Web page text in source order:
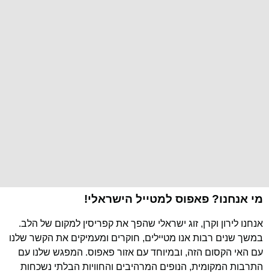
מי אנחנו? פאפוס למטייל הישראלי!
אנחנו לירון וקרן, זוג ישראלי שהפך את קפריסין למקום של הלב.
במשך שנים רבות אנו מטיילים, חוקרים ומעמיקים את הקשר שלנו
עם האי הקסום הזה, ובמיוחד עם אזור פאפוס. המפגש שלנו עם
התרבות המקומית, הנופים המרהיבים והחוויות הבלתי נשכחות